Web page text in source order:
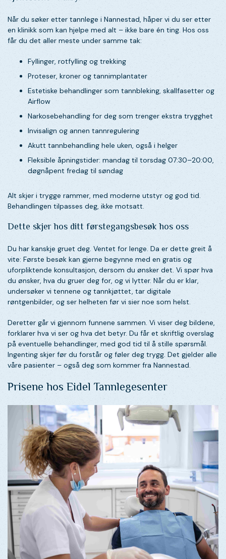
Når du søker etter tannlege i Nannestad, håper vi du ser etter
en klinikk som kan hjelpe med alt – ikke bare én ting. Hos oss
får du det aller meste under samme tak:
Fyllinger, rotfylling og trekking
Proteser, kroner og tannimplantater
Estetiske behandlinger som tannbleking, skallfasetter og
Airflow
Narkosebehandling for deg som trenger ekstra trygghet
Invisalign og annen tannregulering
Akutt tannbehandling hele uken, også i helger
Fleksible åpningstider: mandag til torsdag 07:30–20:00,
døgnåpent fredag til søndag
Alt skjer i trygge rammer, med moderne utstyr og god tid.
Behandlingen tilpasses deg, ikke motsatt.
Dette skjer hos ditt førstegangsbesøk hos oss
Du har kanskje gruet deg. Ventet for lenge. Da er dette greit å
vite: Første besøk kan gjerne begynne med en gratis og
uforpliktende konsultasjon, dersom du ønsker det. Vi spør hva
du ønsker, hva du gruer deg for, og vi lytter. Når du er klar,
undersøker vi tennene og tannkjøttet, tar digitale
røntgenbilder, og ser helheten før vi sier noe som helst.
Deretter går vi gjennom funnene sammen. Vi viser deg bildene,
forklarer hva vi ser og hva det betyr. Du får et skriftlig overslag
på eventuelle behandlinger, med god tid til å stille spørsmål.
Ingenting skjer før du forstår og føler deg trygg. Det gjelder alle
våre pasienter – også deg som kommer fra Nannestad.
Prisene hos Eidel Tannlegesenter